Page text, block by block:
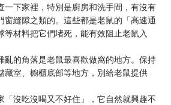
一下家裡，特別是廚房和洗手間，有沒有
窗縫隙之類的。這些都是老鼠的「高速通
等材料把它們堵死，能有效阻止老鼠入
亂的角落是老鼠最喜歡做窩的地方。保持
藏室、櫥櫃底部等地方，別給老鼠提供
「沒吃沒喝又不好住」，它自然就興趣不